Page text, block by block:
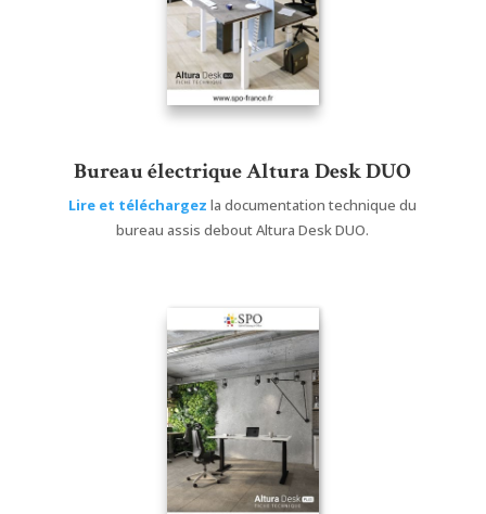
Bureau électrique Altura Desk DUO
Lire et téléchargez la documentation technique du
bureau assis debout Altura Desk DUO.